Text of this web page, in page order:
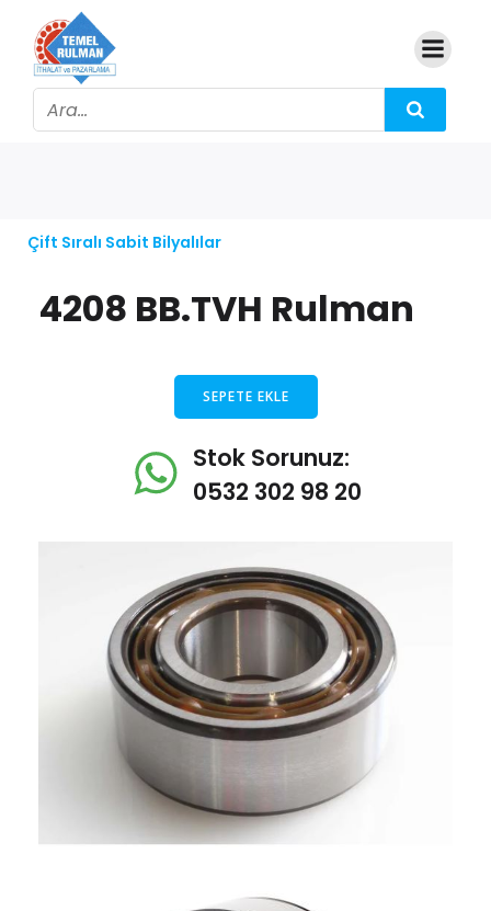
Çift Sıralı Sabit Bilyalılar
4208 BB.TVH Rulman
SEPETE EKLE
Stok Sorunuz:
0532 302 98 20